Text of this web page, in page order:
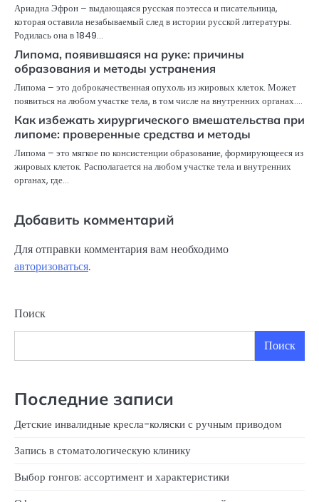
Ариадна Эфрон – выдающаяся русская поэтесса и писательница,
которая оставила незабываемый след в истории русской литературы.
Родилась она в 1849…
Липома, появившаяся на руке: причины
образования и методы устранения
Липома – это доброкачественная опухоль из жировых клеток. Может
появиться на любом участке тела, в том числе на внутренних органах.…
Как избежать хирургического вмешательства при
липоме: проверенные средства и методы
Липома – это мягкое по консистенции образование, формирующееся из
жировых клеток. Располагается на любом участке тела и внутренних
органах, где…
Добавить комментарий
Для отправки комментария вам необходимо
авторизоваться.
Поиск
Поиск
Последние записи
Детские инвалидные кресла-коляски с ручным приводом
Запись в стоматологическую клинику
Выбор гонгов: ассортимент и характеристики